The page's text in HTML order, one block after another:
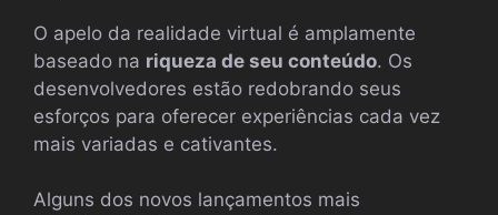
O apelo da realidade virtual é amplamente
baseado na riqueza de seu conteúdo. Os
desenvolvedores estão redobrando seus
esforços para oferecer experiências cada vez
mais variadas e cativantes.
Alguns dos novos lançamentos mais